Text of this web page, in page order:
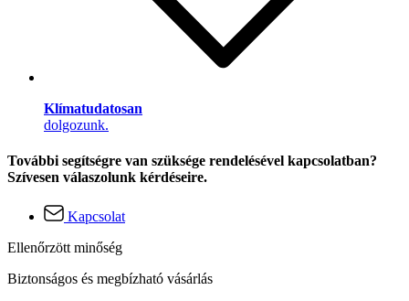
Klímatudatosan
dolgozunk.
További segítségre van szüksége rendelésével kapcsolatban?
Szívesen válaszolunk kérdéseire.
Kapcsolat
Ellenőrzött minőség
Biztonságos és megbízható vásárlás